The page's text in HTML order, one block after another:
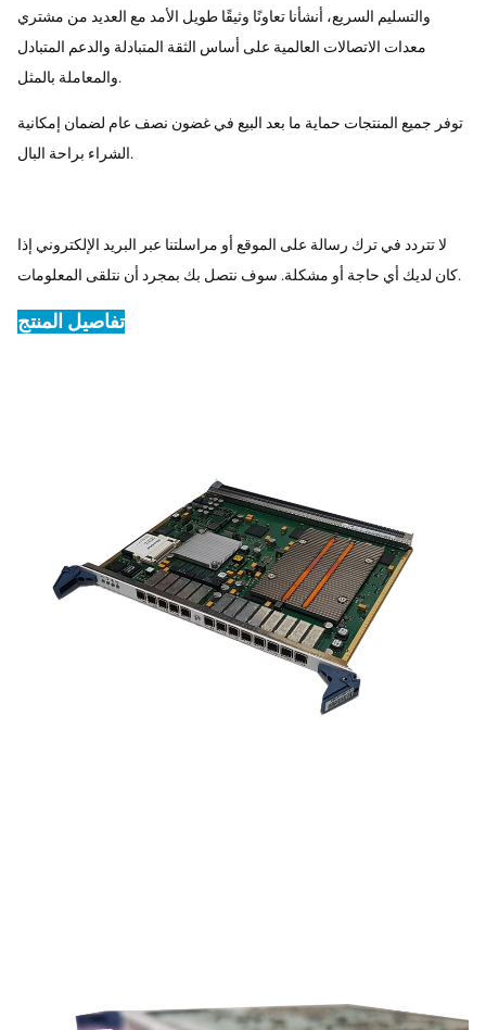
والتسليم السريع، أنشأنا تعاونًا وثيقًا طويل الأمد مع العديد من مشتري
معدات الاتصالات العالمية على أساس الثقة المتبادلة والدعم المتبادل
والمعاملة بالمثل.
توفر جميع المنتجات حماية ما بعد البيع في غضون نصف عام لضمان إمكانية
الشراء براحة البال.
لا تتردد في ترك رسالة على الموقع أو مراسلتنا عبر البريد الإلكتروني إذا
كان لديك أي حاجة أو مشكلة. سوف نتصل بك بمجرد أن نتلقى المعلومات.
تفاصيل المنتج